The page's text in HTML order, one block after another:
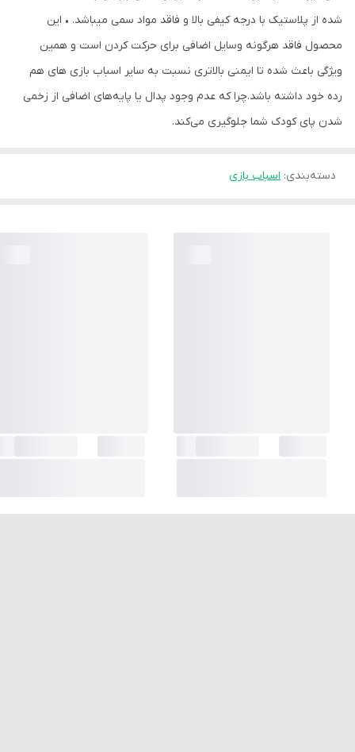
شده از پلاستیک با درجه کیفی بالا و فاقد مواد سمی میباشد. • این
محصول فاقد هرگونه وسایل اضافی برای حرکت کردن است و همین
ویژگی باعث شده تا ایمنی بالاتری نسبت به سایر اسباب بازی های هم
رده خود داشته باشد.چرا که عدم وجود پدال یا پایه‌های اضافی از زخمی
شدن پای کودک شما جلوگیری می‌کند.
دسته‌بندی: اسباب بازی